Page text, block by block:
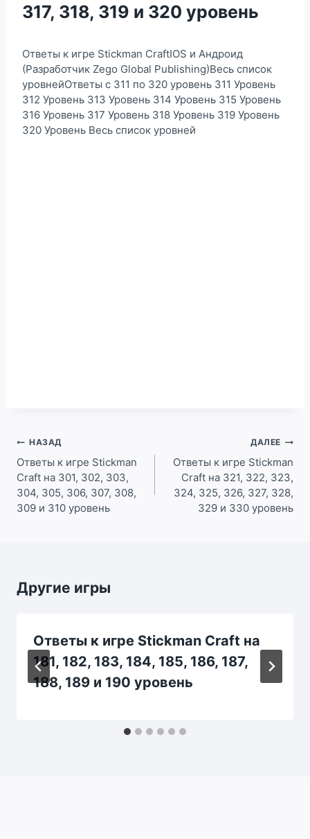
317, 318, 319 и 320 уровень
Ответы к игре Stickman CraftIOS и Андроид
(Разработчик Zego Global Publishing)Весь список
уровнейОтветы с 311 по 320 уровень 311 Уровень
312 Уровень 313 Уровень 314 Уровень 315 Уровень
316 Уровень 317 Уровень 318 Уровень 319 Уровень
320 Уровень Весь список уровней
Навигация
по
записям
НАЗАД
Ответы к игре Stickman
Craft на 301, 302, 303,
304, 305, 306, 307, 308,
309 и 310 уровень
ДАЛЕЕ
Ответы к игре Stickman
Craft на 321, 322, 323,
324, 325, 326, 327, 328,
329 и 330 уровень
Другие игры
Ответы к игре Stickman Craft на
181, 182, 183, 184, 185, 186, 187,
188, 189 и 190 уровень